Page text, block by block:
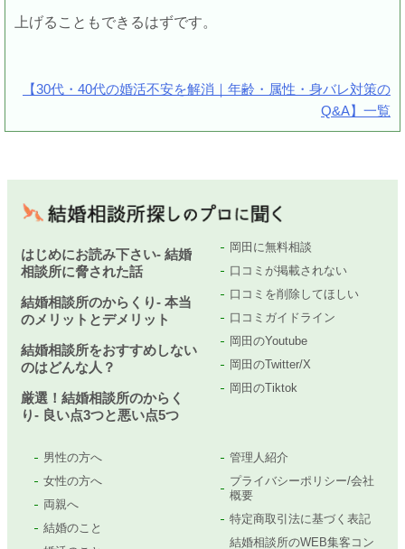
上げることもできるはずです。
【30代・40代の婚活不安を解消｜年齢・属性・身バレ対策の
Q&A】一覧
はじめにお読み下さい- 結婚
相談所に脅された話
結婚相談所のからくり- 本当
のメリットとデメリット
結婚相談所をおすすめしない
のはどんな人？
厳選！結婚相談所のからく
り- 良い点3つと悪い点5つ
岡田に無料相談
口コミが掲載されない
口コミを削除してほしい
口コミガイドライン
岡田のYoutube
岡田のTwitter/X
岡田のTiktok
男性の方へ
女性の方へ
両親へ
結婚のこと
管理人紹介
プライバシーポリシー/会社
概要
特定商取引法に基づく表記
結婚相談所のWEB集客コン